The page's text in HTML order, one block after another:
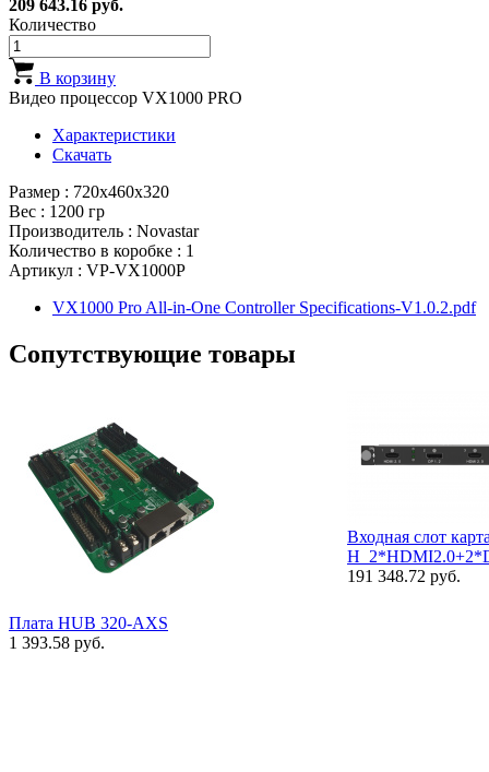
209 643.16 руб.
Количество
В корзину
Видео процессор VX1000 PRO
Характеристики
Скачать
Размер : 720x460x320
Вес : 1200 гр
Производитель : Novastar
Количество в коробке : 1
Артикул : VP-VX1000P
VX1000 Pro All-in-One Controller Specifications-V1.0.2.pdf
Сопутствующие товары
Плата HUB 320-AXS
1 393.58 руб.
Входная слот
191 348.72 руб.